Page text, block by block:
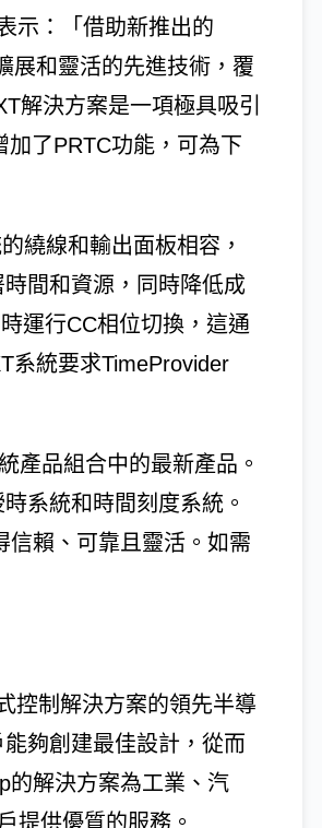
示：「借助新推出的
展和靈活的先進技術，覆
解決方案是一項極具吸引
了PRTC功能，可為下
繞線和輸出面板相容，
間和資源，同時降低成
運行CC相位切換，這通
系統要求TimeProvider
產品組合中的最新產品。
系統和時間刻度系統。
信賴、可靠且靈活。如需
控制解決方案的領先半導
夠創建最佳設計，從而
的解決方案為工業、汽
提供優質的服務。